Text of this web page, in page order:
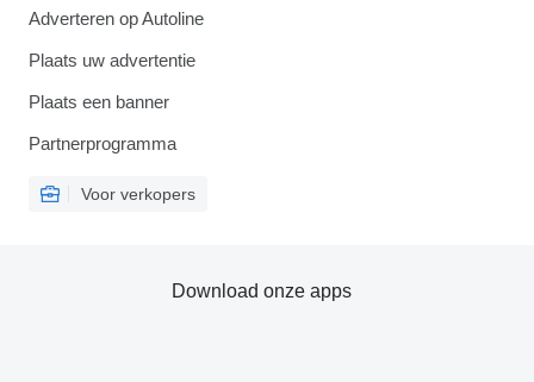
Adverteren op Autoline
Plaats uw advertentie
Plaats een banner
Partnerprogramma
Voor verkopers
Download onze apps